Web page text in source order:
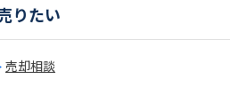
りたい
売却相談